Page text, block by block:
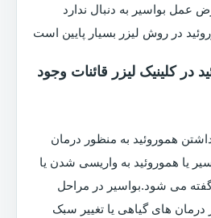
عمل بواسیر به دنبال ندارد
در روش لیزر بسیار پایین است
در کلینیک لیزر قائنات وجود
هموروئید به منظور درمان
یا هموروئید به واریسی شدن یا
می شود.بواسیر در مراحل
درمان های گیاهی یا تغییر سبک